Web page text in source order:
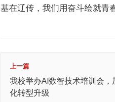
基在辽传，我们用奋斗绘就青
上一篇
我校举办AI数智技术培训会，
化转型升级